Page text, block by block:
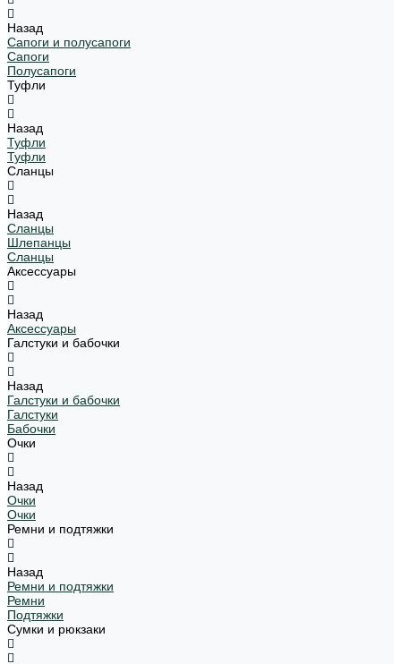
Назад
Сапоги и полусапоги
Сапоги
Полусапоги
Туфли
Назад
Туфли
Туфли
Сланцы
Назад
Сланцы
Шлепанцы
Сланцы
Аксессуары
Назад
Аксессуары
Галстуки и бабочки
Назад
Галстуки и бабочки
Галстуки
Бабочки
Очки
Назад
Очки
Очки
Ремни и подтяжки
Назад
Ремни и подтяжки
Ремни
Подтяжки
Сумки и рюкзаки